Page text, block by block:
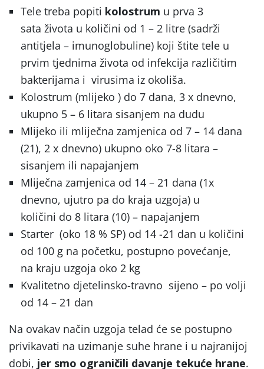
Tele treba popiti kolostrum u prva 3
sata života u količini od 1 – 2 litre (sadrži
antitjela – imunoglobuline) koji štite tele u
prvim tjednima života od infekcija različitim
bakterijama i virusima iz okoliša.
Kolostrum (mlijeko ) do 7 dana, 3 x dnevno,
ukupno 5 – 6 litara sisanjem na dudu
Mlijeko ili mliječna zamjenica od 7 – 14 dana
(21), 2 x dnevno) ukupno oko 7-8 litara –
sisanjem ili napajanjem
Mliječna zamjenica od 14 – 21 dana (1x
dnevno, ujutro pa do kraja uzgoja) u
količini do 8 litara (10) – napajanjem
Starter (oko 18 % SP) od 14 -21 dan u količini
od 100 g na početku, postupno povećanje,
na kraju uzgoja oko 2 kg
Kvalitetno djetelinsko-travno sijeno – po volji
od 14 – 21 dan
Na ovakav način uzgoja telad će se postupno
privikavati na uzimanje suhe hrane i u najranijoj
dobi, jer smo ograničili davanje tekuće hrane.